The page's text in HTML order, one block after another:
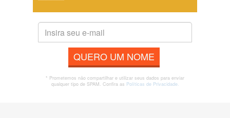
QUERO UM NOME
* Prometemos não compartilhar e utilizar seus dados para enviar
qualquer tipo de SPAM. Confira as Políticas de Privacidade.